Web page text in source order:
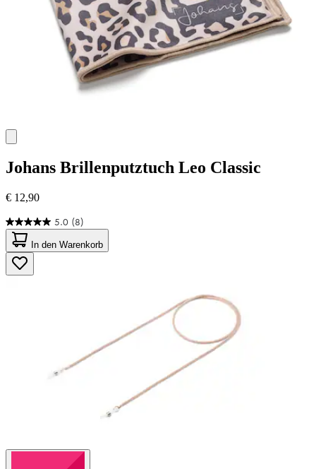
Johans Brillenputztuch Leo Classic
€ 12,90
5.0 (8)
5.0
von
5
Sternen.
8
In den Warenkorb